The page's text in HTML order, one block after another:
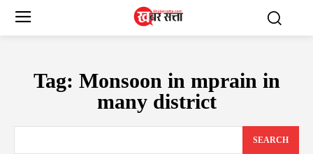
Tag: Monsoon in mprain in
many district
SEARCH